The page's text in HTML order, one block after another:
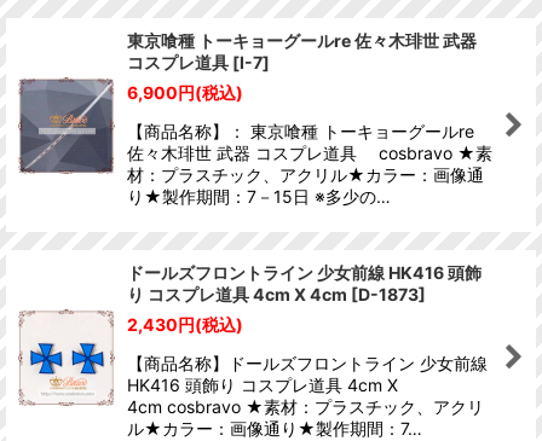
東京喰種 トーキョーグールre 佐々木琲世 武器
コスプレ道具 [I-7]
6,900円(税込)
【商品名称】： 東京喰種 トーキョーグールre
佐々木琲世 武器 コスプレ道具 cosbravo ★素
材：プラスチック、アクリル★カラー：画像通
り★製作期間：7－15日 ※多少の…
ドールズフロントライン 少女前線 HK416 頭飾
り コスプレ道具 4cm X 4cm [D-1873]
2,430円(税込)
【商品名称】ドールズフロントライン 少女前線
HK416 頭飾り コスプレ道具 4cm X
4cm cosbravo ★素材：プラスチック、アクリ
ル★カラー：画像通り★製作期間：7…